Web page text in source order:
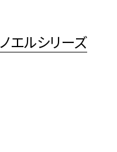
ルシリーズ